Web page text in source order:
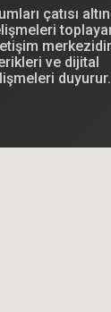
çatısı
ve dijital
duyurur.